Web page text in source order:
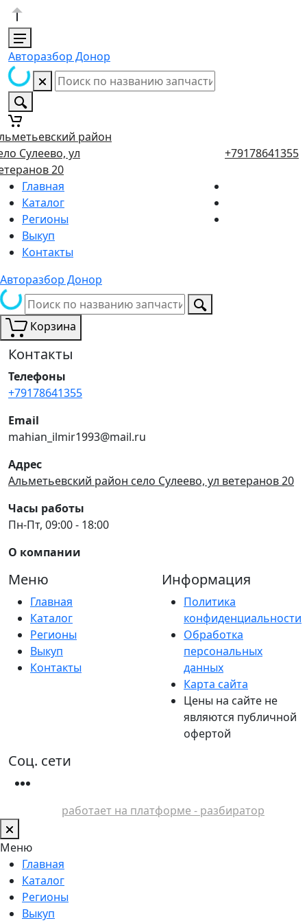
Авторазбор Донор
район
Сулеево, ул
20
+79178641355
Главная
Каталог
Регионы
Выкуп
Контакты
Авторазбор Донор
Корзина
Контакты
Телефоны
+79178641355
Email
mahian_ilmir1993@mail.ru
Адрес
Альметьевский район село Сулеево, ул ветеранов 20
Часы работы
Пн-Пт, 09:00 - 18:00
О компании
Меню
Главная
Каталог
Регионы
Выкуп
Контакты
Информация
Политика
конфиденциальности
Обработка
персональных
данных
Карта сайта
Цены на сайте не
являются публичной
офертой
Соц. сети
работает на платформе - разбиратор
Меню
Главная
Каталог
Регионы
Выкуп